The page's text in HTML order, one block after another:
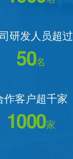
研发人员超过
50名
作客户超千家
1000家